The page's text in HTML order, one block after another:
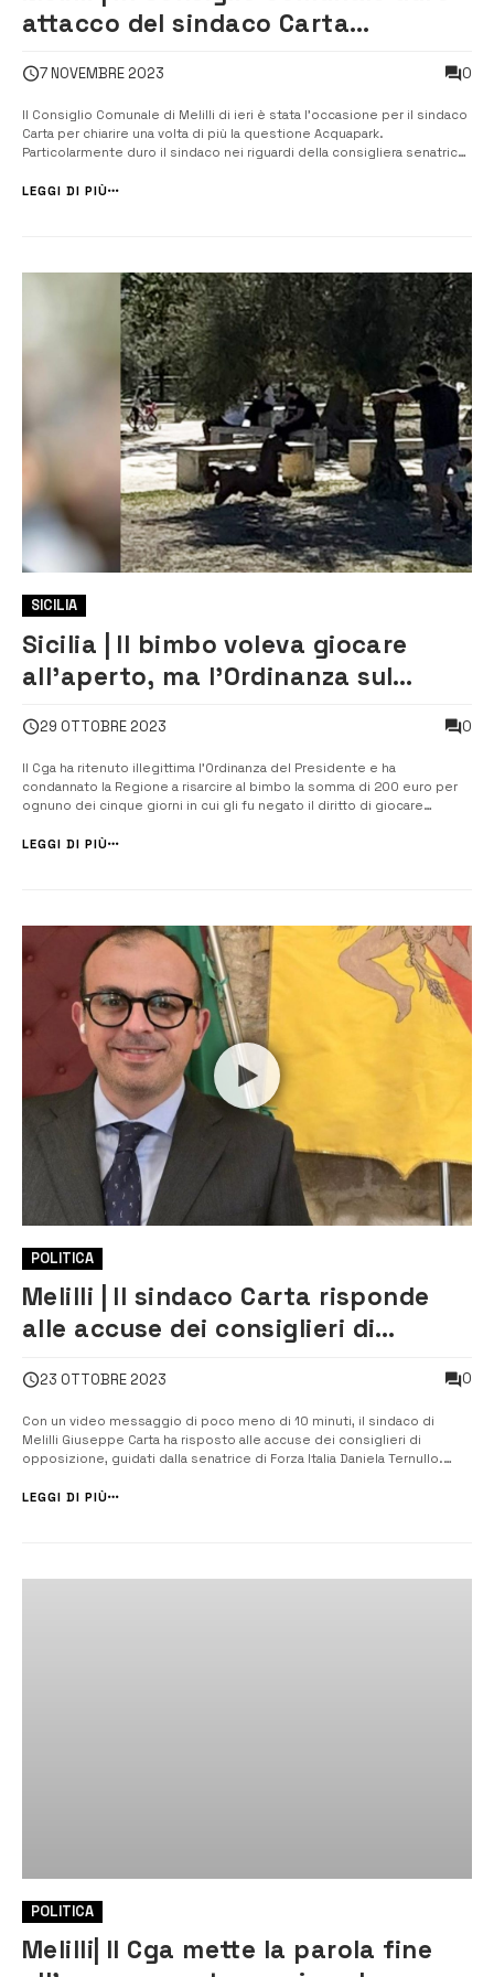
attacco del sindaco Carta
Acquapark.
7 NOVEMBRE 2023 0
Il Consiglio Comunale di Melilli di ieri è stata l’occasione per il sindaco
Carta per chiarire una volta di più la questione Acquapark.
Particolarmente duro il sindaco nei riguardi della consigliera senatrice,
Ternullo, assente alla seduta. “Come mai, se la sentenza del Cga è...
LEGGI DI PIÙ
SICILIA
Sicilia | Il bimbo voleva giocare
all’aperto, ma l’Ordinanza sul
Regione dovrà ora risarcirlo
29 OTTOBRE 2023 0
Il Cga ha ritenuto illegittima l’Ordinanza del Presidente e ha
condannato la Regione a risarcire al bimbo la somma di 200 euro per
ognuno dei cinque giorni in cui gli fu negato il diritto di giocare
pochi giorni fa, il Cga ha riconosciuto il […]
LEGGI DI PIÙ
POLITICA
Melilli | Il sindaco Carta risponde
alle accuse dei consiglieri di
risarcimenti dovuti all’azienda.
23 OTTOBRE 2023 0
Con un video messaggio di poco meno di 10 minuti, il sindaco di
Melilli Giuseppe Carta ha risposto alle accuse dei consiglieri di
opposizione, guidati dalla senatrice di Forza Italia Daniela Ternullo.
dovuto all’azienda. Con una nota congiunta, sabato scorso, i quattro
LEGGI DI PIÙ
POLITICA
Melilli| Il Cga mette la parola fine